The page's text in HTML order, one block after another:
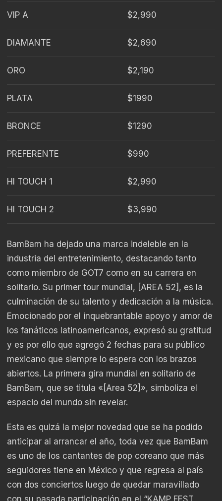
VIP A $2,990
DIAMANTE $2,690
ORO $2,190
PLATA $1990
BRONCE $1290
PREFERENTE $990
HI TOUCH 1 $2,990
HI TOUCH 2 $3,990
BamBam ha dejado una marca indeleble en la
industria del entretenimiento, destacando tanto
como miembro de GOT7 como en su carrera en
solitario. Su primer tour mundial, [AREA 52], es la
culminación de su talento y dedicación a la música.
Emocionado por el inquebrantable apoyo y amor de
los fanáticos latinoamericanos, expresó su gratitud
y es por ello que agregó 2 fechas para su público
mexicano que siempre lo espera con los brazos
abiertos. La primera gira mundial en solitario de
BamBam, que se titula «[Area 52]», simboliza el
espacio del mundo sin revelar.
Esta es quizá la mejor novedad que se ha podido
anticipar al arrancar el año, toda vez que BamBam
es uno de los cantantes de pop coreano que más
seguidores tiene en México y que regresa al país
con dos conciertos luego de quedar maravillado